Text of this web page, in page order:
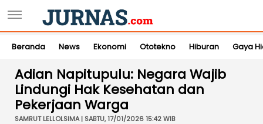
Beranda News Ekonomi Ototekno Hiburan Gaya
Adian Napitupulu: Negara Wajib
Lindungi Hak Kesehatan dan
Pekerjaan Warga
SAMRUT LELLOLSIMA | SABTU, 17/01/2026 15:42 WIB